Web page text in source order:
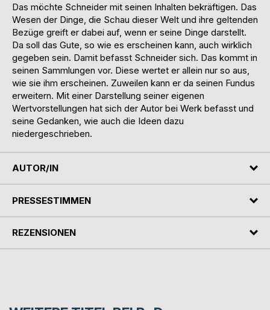
Das möchte Schneider mit seinen Inhalten bekräftigen. Das
Wesen der Dinge, die Schau dieser Welt und ihre geltenden
Bezüge greift er dabei auf, wenn er seine Dinge darstellt.
Da soll das Gute, so wie es erscheinen kann, auch wirklich
gegeben sein. Damit befasst Schneider sich. Das kommt in
seinen Sammlungen vor. Diese wertet er allein nur so aus,
wie sie ihm erscheinen. Zuweilen kann er da seinen Fundus
erweitern. Mit einer Darstellung seiner eigenen
Wertvorstellungen hat sich der Autor bei Werk befasst und
seine Gedanken, wie auch die Ideen dazu
niedergeschrieben.
AUTOR/IN
PRESSESTIMMEN
REZENSIONEN